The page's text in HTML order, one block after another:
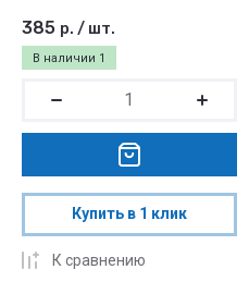
В наличии 1
385 р. / шт.
Купить в 1 клик
К сравнению